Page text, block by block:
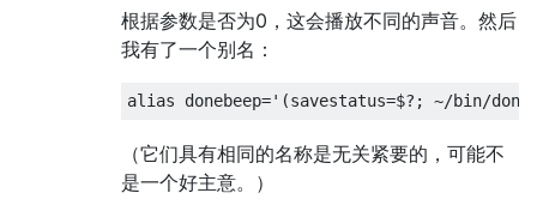
根据参数是否为0，这会播放不同的声音。然后
我有了一个别名：
alias donebeep='(savestatus=$?; ~/bin/
（它们具有相同的名称是无关紧要的，可能不
是一个好主意。）